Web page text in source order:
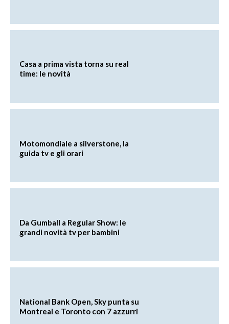
Casa a prima vista torna su real
time: le novità
Motomondiale a silverstone, la
guida tv e gli orari
Da Gumball a Regular Show: le
grandi novità tv per bambini
National Bank Open, Sky punta su
Montreal e Toronto con 7 azzurri